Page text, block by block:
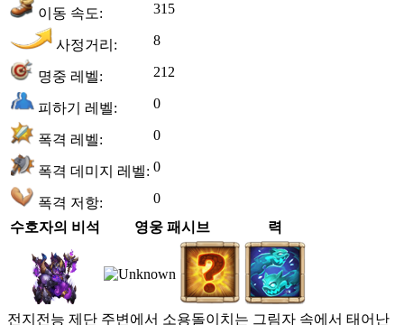
이동 속도: 315
사정거리: 8
명중 레벨: 212
피하기 레벨: 0
폭격 레벨: 0
폭격 데미지 레벨: 0
폭격 저항:
0
수호자의 비석
영웅 패시브 력
전지전능 제단 주변에서 소용돌이치는 그림자 속에서 태어난